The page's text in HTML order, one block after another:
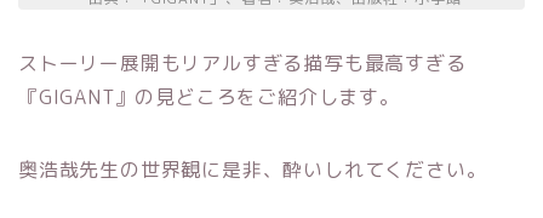
ストーリー展開もリアルすぎる描写も最高すぎる
『GIGANT』の見どころをご紹介します。
奥浩哉先生の世界観に是非、酔いしれてください。